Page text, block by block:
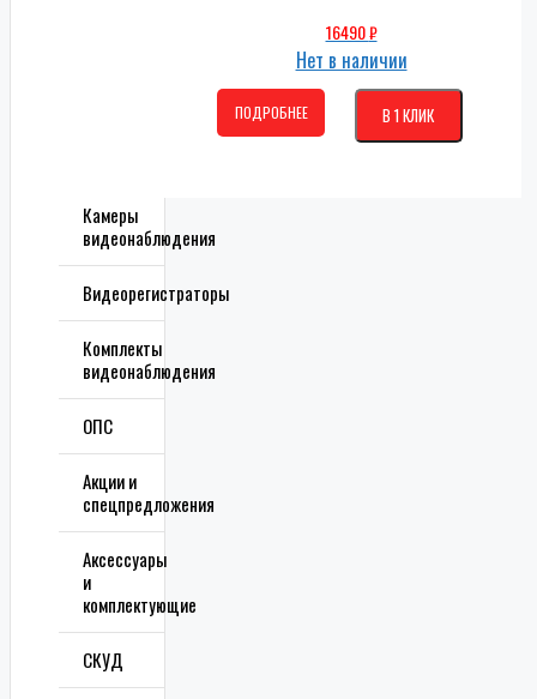
16490₽
Нет в наличии
В 1 КЛИК
ПОДРОБНЕЕ
Камеры
видеонаблюдения
Видеорегистраторы
Комплекты
видеонаблюдения
ОПС
Акции и
спецпредложения
Аксессуары
и
комплектующие
СКУД